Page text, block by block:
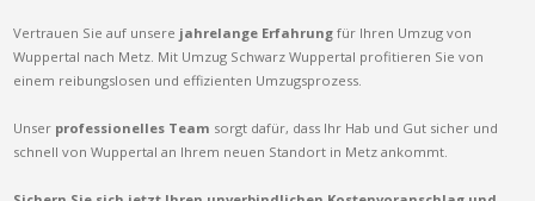
Vertrauen Sie auf unsere jahrelange Erfahrung für Ihren Umzug von
Wuppertal nach Metz. Mit Umzug Schwarz Wuppertal profitieren Sie von
einem reibungslosen und effizienten Umzugsprozess.
Unser professionelles Team sorgt dafür, dass Ihr Hab und Gut sicher und
schnell von Wuppertal an Ihrem neuen Standort in Metz ankommt.